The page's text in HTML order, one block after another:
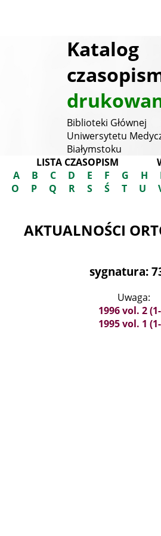
Katalog
Biblioteki Głównej
Uniwersytetu
Białymstoku
LISTA CZASOPISM
A
B C D E F G H
O
P Q R S Ś T U
AKTUALNOŚCI
sygnatura:
Uwaga:
1996 vol. 2
1995 vol. 1